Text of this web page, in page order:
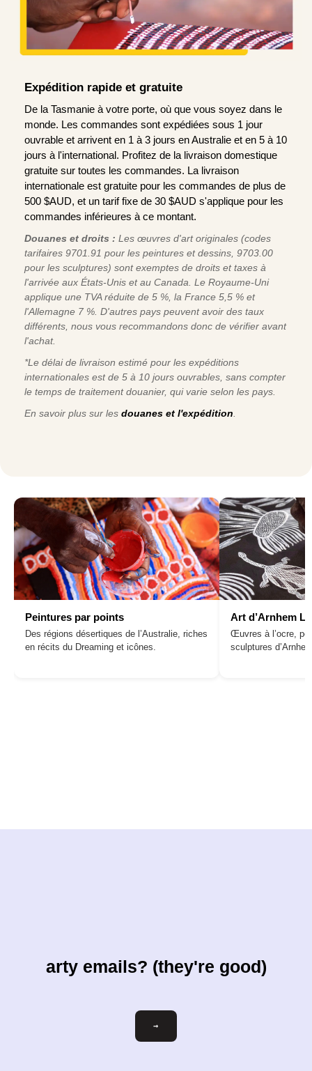
Expédition rapide et gratuite
De la Tasmanie à votre porte, où que vous soyez dans le
monde. Les commandes sont expédiées sous 1 jour
ouvrable et arrivent en 1 à 3 jours en Australie et en 5 à 10
jours à l'international. Profitez de la livraison domestique
gratuite sur toutes les commandes. La livraison
internationale est gratuite pour les commandes de plus de
500 $AUD, et un tarif fixe de 30 $AUD s'applique pour les
commandes inférieures à ce montant.
Douanes et droits : Les œuvres d'art originales (codes
tarifaires 9701.91 pour les peintures et dessins, 9703.00
pour les sculptures) sont exemptes de droits et taxes à
l'arrivée aux États-Unis et au Canada. Le Royaume-Uni
applique une TVA réduite de 5 %, la France 5,5 % et
l'Allemagne 7 %. D'autres pays peuvent avoir des taux
différents, nous vous recommandons donc de vérifier avant
l'achat.
*Le délai de livraison estimé pour les expéditions
internationales est de 5 à 10 jours ouvrables, sans compter
le temps de traitement douanier, qui varie selon les pays.
En savoir plus sur les douanes et l'expédition
Peintures par points
Des régions désertiques de l’Australie, riches
en récits du Dreaming et icônes.
Art d’Arnhem
Œuvres à l’ocre,
sculptures
arty emails? (they're good)
votre-
→